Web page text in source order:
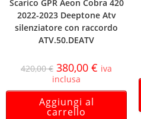
Scarico GPR Aeon Cobra 420
2022-2023 Deeptone Atv
silenziatore con raccordo
ATV.50.DEATV
420,00€ 380,00 € iva
inclusa
Aggiungi al
carrello